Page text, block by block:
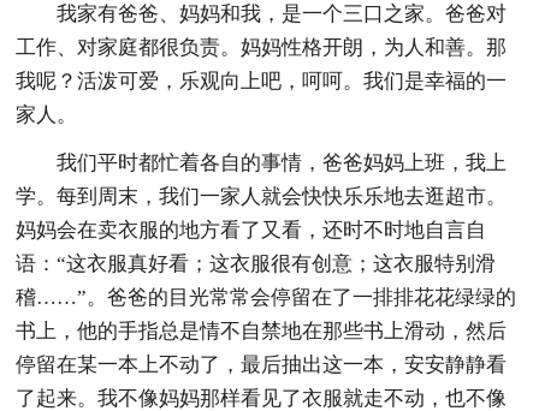
我家有爸爸、妈妈和我，是一个三口之家。爸爸对
工作、对家庭都很负责。妈妈性格开朗，为人和善。那
我呢？活泼可爱，乐观向上吧，呵呵。我们是幸福的一
家人。
我们平时都忙着各自的事情，爸爸妈妈上班，我上
学。每到周末，我们一家人就会快快乐乐地去逛超市。
妈妈会在卖衣服的地方看了又看，还时不时地自言自
语：“这衣服真好看；这衣服很有创意；这衣服特别滑
稽……”。爸爸的目光常常会停留在了一排排花花绿绿的
书上，他的手指总是情不自禁地在那些书上滑动，然后
停留在某一本上不动了，最后抽出这一本，安安静静看
了起来。我不像妈妈那样看见了衣服就走不动，也不像